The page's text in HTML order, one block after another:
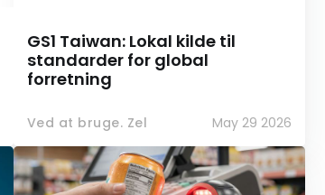
GS1 Taiwan: Lokal kilde til
standarder for global
forretning
Ved at bruge. Zel May 29 2026